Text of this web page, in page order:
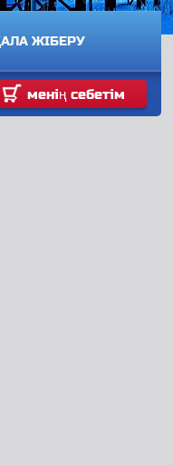
ЖІБЕРУ
менің себетім